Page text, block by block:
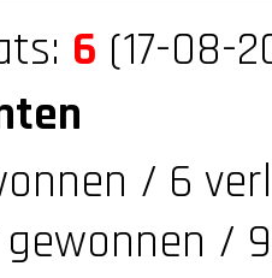
6 (17-08-
/ 6
gewonnen /